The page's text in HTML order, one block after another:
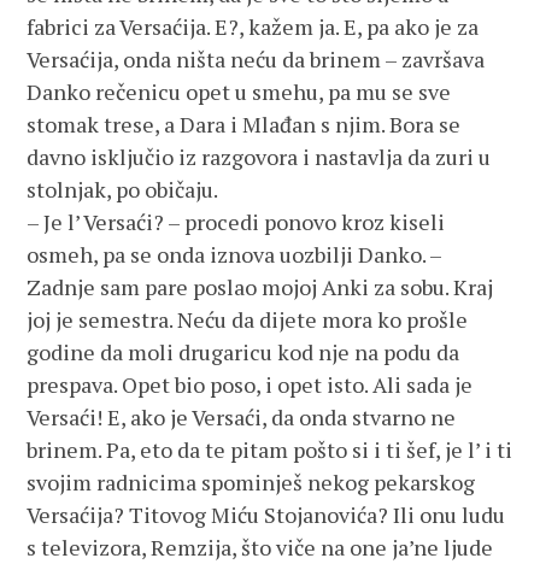
fabrici za Versaćija. E?, kažem ja. E, pa ako je za
Versaćija, onda ništa neću da brinem – završava
Danko rečenicu opet u smehu, pa mu se sve
stomak trese, a Dara i Mlađan s njim. Bora se
davno isključio iz razgovora i nastavlja da zuri u
stolnjak, po običaju.
– Je l’ Versaći? – procedi ponovo kroz kiseli
osmeh, pa se onda iznova uozbilji Danko. –
Zadnje sam pare poslao mojoj Anki za sobu. Kraj
joj je semestra. Neću da dijete mora ko prošle
godine da moli drugaricu kod nje na podu da
prespava. Opet bio poso, i opet isto. Ali sada je
Versaći! E, ako je Versaći, da onda stvarno ne
brinem. Pa, eto da te pitam pošto si i ti šef, je l’ i ti
svojim radnicima spominješ nekog pekarskog
Versaćija? Titovog Miću Stojanovića? Ili onu ludu
s televizora, Remzija, što viče na one ja’ne ljude